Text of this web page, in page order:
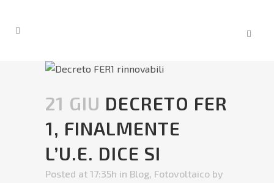
21 GIU DECRETO FER
1, FINALMENTE
L’U.E. DICE SI
Posted at 17:35h in Blog, Fotovoltaico by